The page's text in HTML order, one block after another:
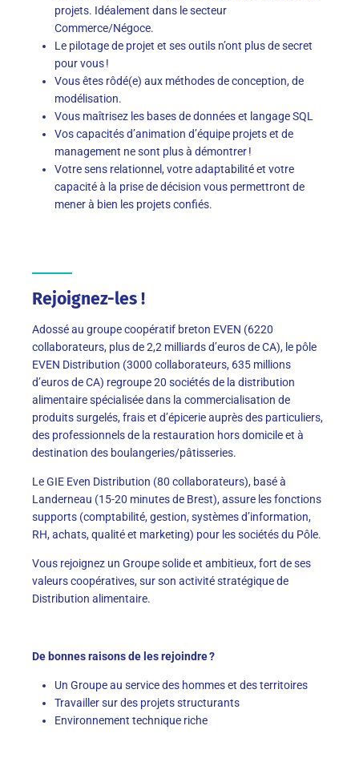
projets. Idéalement dans le secteur
Commerce/Négoce.
Le pilotage de projet et ses outils n’ont plus de secret
pour vous !
Vous êtes rôdé(e) aux méthodes de conception, de
modélisation.
Vous maîtrisez les bases de données et langage SQL
Vos capacités d’animation d’équipe projets et de
management ne sont plus à démontrer !
Votre sens relationnel, votre adaptabilité et votre
capacité à la prise de décision vous permettront de
mener à bien les projets confiés.
Rejoignez-les !
Adossé au groupe coopératif breton EVEN (6220
collaborateurs, plus de 2,2 milliards d’euros de CA), le pôle
EVEN Distribution (3000 collaborateurs, 635 millions
d’euros de CA) regroupe 20 sociétés de la distribution
alimentaire spécialisée dans la commercialisation de
produits surgelés, frais et d’épicerie auprès des particuliers,
des professionnels de la restauration hors domicile et à
destination des boulangeries/pâtisseries.
Le GIE Even Distribution (80 collaborateurs), basé à
Landerneau (15-20 minutes de Brest), assure les fonctions
supports (comptabilité, gestion, systèmes d’information,
RH, achats, qualité et marketing) pour les sociétés du Pôle.
Vous rejoignez un Groupe solide et ambitieux, fort de ses
valeurs coopératives, sur son activité stratégique de
Distribution alimentaire.
De bonnes raisons de les rejoindre ?
Un Groupe au service des hommes et des territoires
Travailler sur des projets structurants
Environnement technique riche